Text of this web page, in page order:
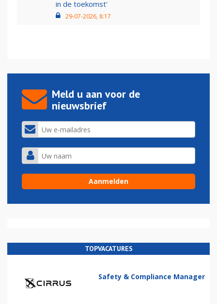
in de toekomst'
29-07-2026, 8:17
Meld u aan voor de
nieuwsbrief
TOPVACATURES
Safety & Compliance Manager